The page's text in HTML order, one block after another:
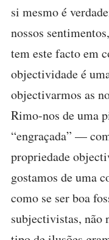
si mesmo é
nossos
tem este facto em
objectividade é
objectivarmos as
Rimo-nos de uma
“engraçada” —
propriedade
gostamos de uma
como se ser boa
subjectivistas, não